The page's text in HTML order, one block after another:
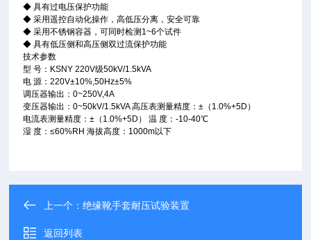
◆ 具有过电压保护功能
◆ 采用遥控自动化操作，高低压分离，安全可靠
◆ 采用不锈钢容器，可同时检测1~6个试件
◆ 具有低压侧和高压侧双过流保护功能
技术参数
型 号：KSNY 220V级50kV/1.5kVA
电 源：220V±10%,50Hz±5%
调压器输出：0~250V,4A
变压器输出：0~50kV/1.5kVA 高压表测量精度：±（1.0%+5D）
电流表测量精度：±（1.0%+5D） 温 度：-10-40℃
湿 度：≤60%RH 海拔高度：1000m以下
上一个：绝缘靴手套耐压试验装置
返回列表